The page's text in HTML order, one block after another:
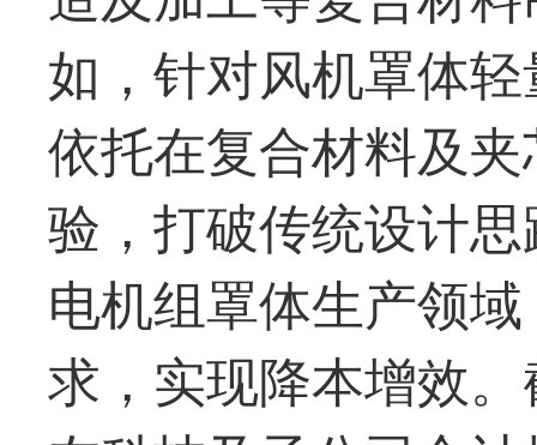
如，针对风机罩体
依托在复合材料及
验，打破传统设计
电机组罩体生产领
求，实现降本增效